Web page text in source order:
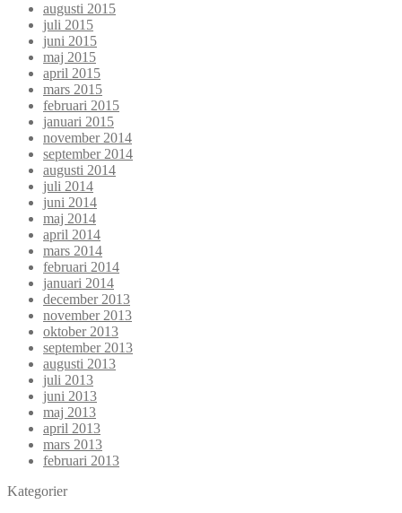
augusti 2015
juli 2015
juni 2015
maj 2015
april 2015
mars 2015
februari 2015
januari 2015
november 2014
september 2014
augusti 2014
juli 2014
juni 2014
maj 2014
april 2014
mars 2014
februari 2014
januari 2014
december 2013
november 2013
oktober 2013
september 2013
augusti 2013
juli 2013
juni 2013
maj 2013
april 2013
mars 2013
februari 2013
Kategorier